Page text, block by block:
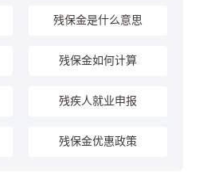
残保金是什么意思
残保金如何计算
残疾人就业申报
残保金优惠政策